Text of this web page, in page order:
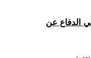
الدفاع عن